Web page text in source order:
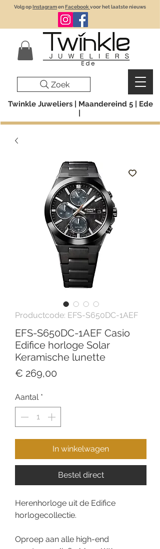
Twinkle Juweliers | Maandereind 5 | Ede
Volg opInstagramenFacebook voor het laatste nieuws
Zoek
Productcode: EFS-S650DC-1AEF
EFS-S650DC-1AEF Casio
Edifice horloge Solar
Keramische lunette
€ 269,00
Aantal *
In winkelwagen
Bestel direct
Herenhorloge uit de Edifice
horlogecollectie.
Oproep aan alle high-end